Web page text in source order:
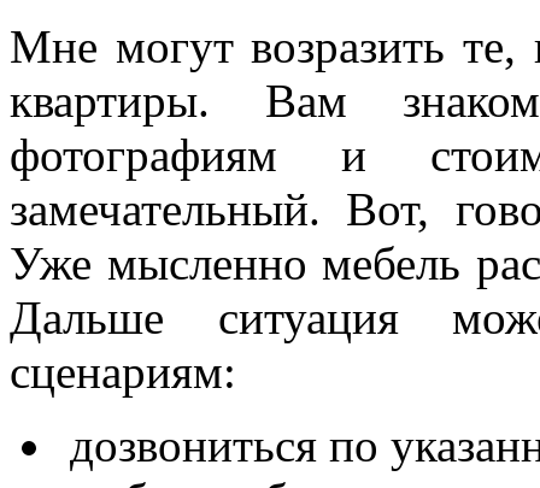
Мне могут возразить те,
квартиры. Вам
фотографиям и
замечательный. Вот,
Уже мысленно мебель
Дальше ситуация
сценариям:
дозвониться по